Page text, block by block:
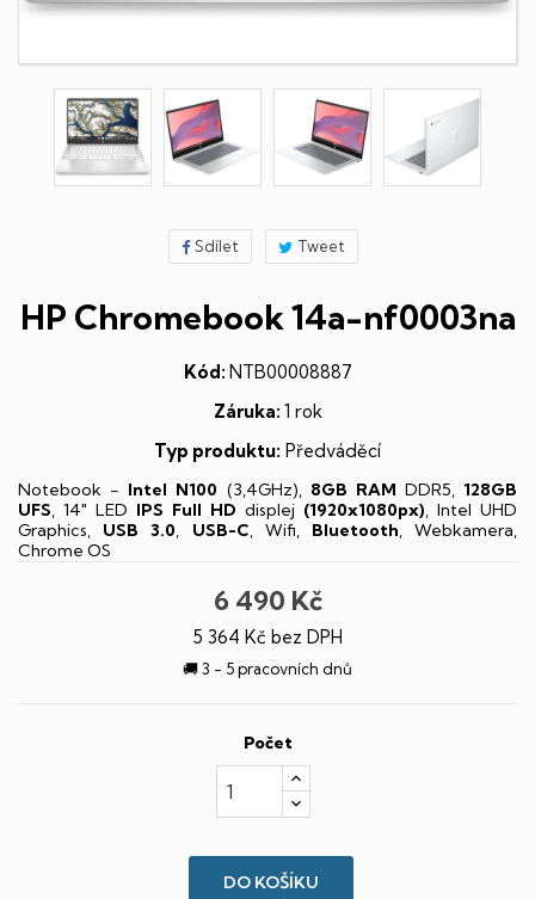
Sdílet Tweet
HP Chromebook 14a-nf0003na
Kód: NTB00008887
Záruka: 1 rok
Typ produktu: Předváděcí
Notebook - Intel N100 (3,4GHz), 8GB RAM DDR5, 128GB
UFS, 14" LED IPS Full HD displej (1920x1080px), Intel UHD
Graphics, USB 3.0, USB-C, Wifi, Bluetooth, Webkamera,
Chrome OS
6 490 Kč
5 364 Kč bez DPH
🚚 3 - 5 pracovních dnů
Počet
DO KOŠÍKU